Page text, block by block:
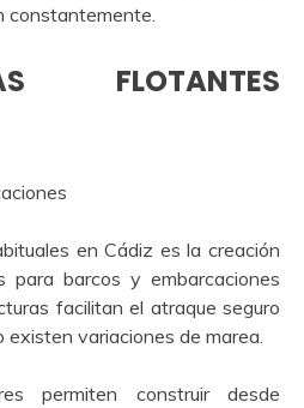
constantemente.
en Cádiz es la creación
para barcos y embarcaciones
facilitan el atraque seguro
variaciones de marea.
permiten construir desde